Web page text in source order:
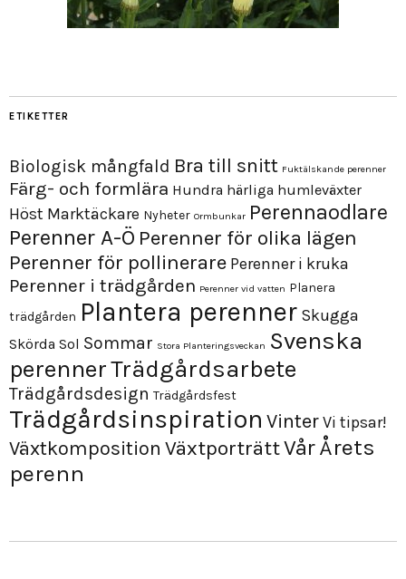
ETIKETTER
Biologisk mångfald Bra till snitt Fuktälskande perenner
Färg- och formlära Hundra härliga humleväxter
Höst Marktäckare Nyheter Ormbunkar Perennaodlare
Perenner A-Ö Perenner för olika lägen
Perenner för pollinerare Perenner i kruka
Perenner i trädgården Perenner vid vatten Planera
trädgården Plantera perenner Skugga
Skörda Sol Sommar Stora Planteringsveckan Svenska
perennerTrädgårdsarbete
Trädgårdsdesign Trädgårdsfest
Trädgårdsinspiration VinterVi tipsar!
Växtkomposition VäxtporträttVårÅrets
perenn